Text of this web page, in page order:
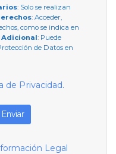
: Solo se realizan
: Acceder,
como se indica en
: Puede
de Datos en
de Privacidad.
Enviar
Legal